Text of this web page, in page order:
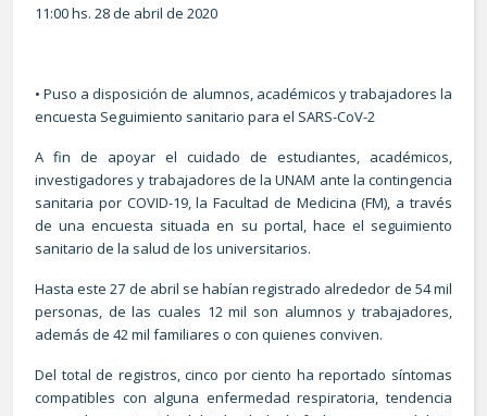
11:00 hs. 28 de abril de 2020
• Puso a disposición de alumnos, académicos y trabajadores la
encuesta Seguimiento sanitario para el SARS-CoV-2
A fin de apoyar el cuidado de estudiantes, académicos,
investigadores y trabajadores de la UNAM ante la contingencia
sanitaria por COVID-19, la Facultad de Medicina (FM), a través
de una encuesta situada en su portal, hace el seguimiento
sanitario de la salud de los universitarios.
Hasta este 27 de abril se habían registrado alrededor de 54 mil
personas, de las cuales 12 mil son alumnos y trabajadores,
además de 42 mil familiares o con quienes conviven.
Del total de registros, cinco por ciento ha reportado síntomas
compatibles con alguna enfermedad respiratoria, tendencia